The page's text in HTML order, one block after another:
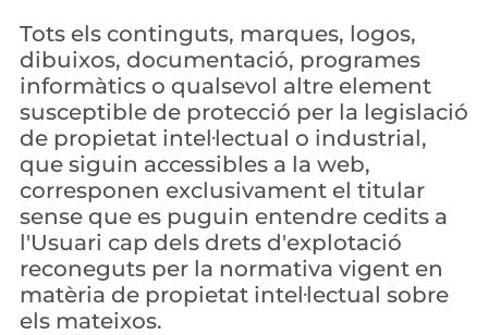
Tots els continguts, marques, logos,
dibuixos, documentació, programes
informàtics o qualsevol altre element
susceptible de protecció per la legislació
de propietat intel·lectual o industrial,
que siguin accessibles a la web,
corresponen exclusivament el titular
sense que es puguin entendre cedits a
l'Usuari cap dels drets d'explotació
reconeguts per la normativa vigent en
matèria de propietat intel·lectual sobre
els mateixos.